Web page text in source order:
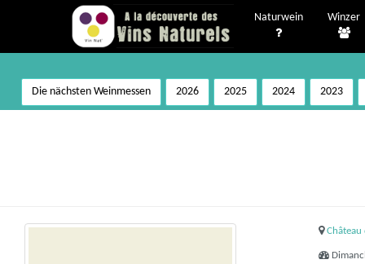
Naturwein Winzer
Die nächsten Weinmessen 2026 2025 2024 2023